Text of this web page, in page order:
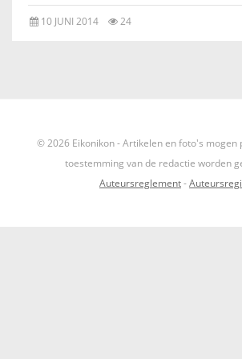
IKONEN, EEN INTRODUCTIE
LINKS
EXPOSITIES
10 JUNI 2014 24
© 2026 Eikonikon - Artikelen en foto's mogen
toestemming van de redactie worden
Auteursreglement-